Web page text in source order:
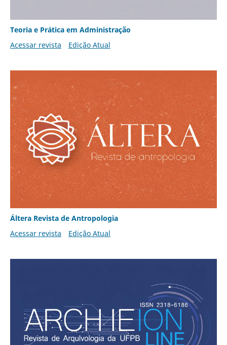
Teoria e Prática em Administração
Acessar revista
Edição Atual
Áltera Revista de Antropologia
Acessar revista
Edição Atual